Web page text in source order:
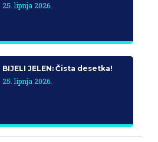
25. lipnja 2026.
BIJELI JELEN: Čista desetka!
25. lipnja 2026.